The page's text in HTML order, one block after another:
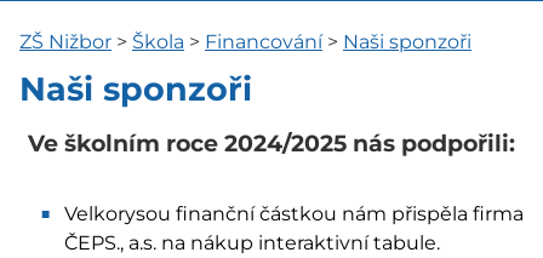
ZŠ Nižbor > Škola > Financování> Naši sponzoři
Naši sponzoři
Ve školním roce 2024/2025 nás podpořili:
Velkorysou finanční částkou nám přispěla firma
ČEPS., a.s. na nákup interaktivní tabule.